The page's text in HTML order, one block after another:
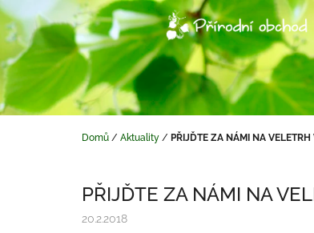
Přejít
na
obsah
Domů / Aktuality / PŘIJĎTE ZA NÁMI NA
PŘIJĎTE ZA NÁMI NA
20.2.2018